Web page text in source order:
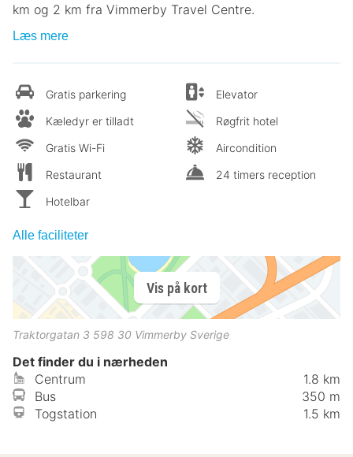
km og 2 km fra Vimmerby Travel Centre.
Læs mere
Gratis parkering
Kæledyr er tilladt
Gratis Wi-Fi
Restaurant
Hotelbar
Elevator
Røgfrit hotel
Aircondition
24 timers reception
Alle faciliteter
Vis på kort
Traktorgatan 3 598 30 Vimmerby Sverige
Det finder du i nærheden
Centrum
1.8 km
Bus
350 m
Togstation
1.5 km